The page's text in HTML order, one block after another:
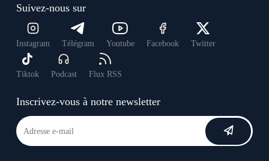
Suivez-nous sur
Instagram Télégram Youtube Facebook Twitter
Tiktok Podcast Flux RSS
Inscrivez-vous à notre newsletter